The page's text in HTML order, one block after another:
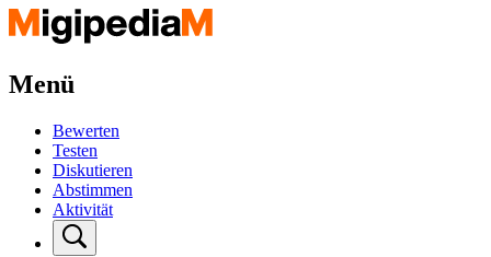
Menü
Bewerten
Testen
Diskutieren
Abstimmen
Aktivität